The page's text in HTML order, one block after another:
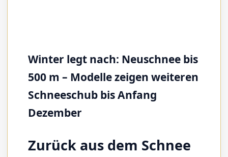
Winter legt nach: Neuschnee bis
500 m – Modelle zeigen weiteren
Schneeschub bis Anfang
Dezember
Zurück aus dem Schnee